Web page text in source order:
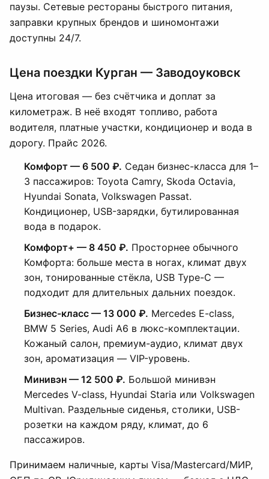
паузы. Сетевые рестораны быстрого питания,
заправки крупных брендов и шиномонтажи
доступны 24/7.
Цена поездки Курган — Заводоуковск
Цена итоговая — без счётчика и доплат за
километраж. В неё входят топливо, работа
водителя, платные участки, кондиционер и вода в
дорогу. Прайс 2026.
Комфорт — 6 500 ₽. Седан бизнес-класса для 1–
3 пассажиров: Toyota Camry, Skoda Octavia,
Hyundai Sonata, Volkswagen Passat.
Кондиционер, USB-зарядки, бутилированная
вода в подарок.
Комфорт+ — 8 450 ₽. Просторнее обычного
Комфорта: больше места в ногах, климат двух
зон, тонированные стёкла, USB Type-C —
подходит для длительных дальних поездок.
Бизнес-класс — 13 000 ₽. Mercedes E-class,
BMW 5 Series, Audi A6 в люкс-комплектации.
Кожаный салон, премиум-аудио, климат двух
зон, ароматизация — VIP-уровень.
Минивэн — 12 500 ₽. Большой минивэн
Mercedes V-class, Hyundai Staria или Volkswagen
Multivan. Раздельные сиденья, столики, USB-
розетки на каждом ряду, климат, до 6
пассажиров.
Принимаем наличные, карты Visa/Mastercard/МИР,